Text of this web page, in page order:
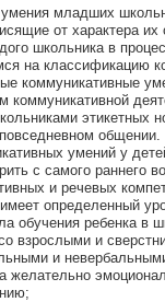
младших
от характера
школьника в
на классификацию
коммуникативные
коммуникативной
этикетных
общении.
умений у
с самого
и речевых
определенный
обучения ребенка в
взрослыми и
и
желательно